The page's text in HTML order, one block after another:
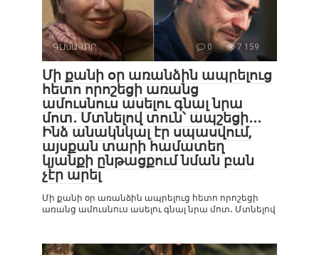
ԳԼԽԱՎՈՐ 0 7 159
Մի քանի օր առանձին ապրելուց
հետո որոշեցի առանց
ամուսնուս ասելու գնալ նրա
մոտ․ Մտնելով տուն՝ ապշեցի․․․
Ինձ անակնկալ էր սպասվում,
այսքան տարի համատեղ
կյանքի ընթացքում նման բան
չէր արել
Մի քանի օր առանձին ապրելուց հետո որոշեցի
առանց ամուսնուս ասելու գնալ նրա մոտ․ Մտնելով